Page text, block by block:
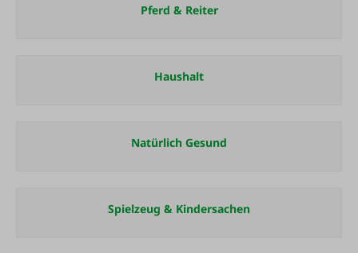
Pferd & Reiter
Haushalt
Natürlich Gesund
Spielzeug & Kindersachen